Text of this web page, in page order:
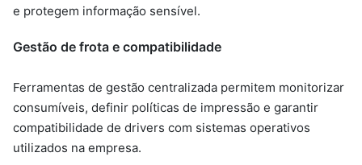
e protegem informação sensível.
Gestão de frota e compatibilidade
Ferramentas de gestão centralizada permitem monitorizar
consumíveis, definir políticas de impressão e garantir
compatibilidade de drivers com sistemas operativos
utilizados na empresa.